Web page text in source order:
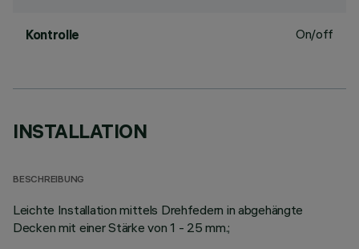
Kontrolle On/off
INSTALLATION
BESCHREIBUNG
Leichte Installation mittels Drehfedern in abgehängte
Decken mit einer Stärke von 1 - 25 mm.;